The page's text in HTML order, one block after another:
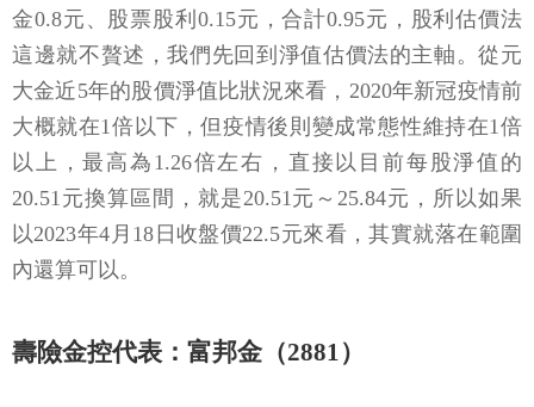
金0.8元、股票股利0.15元，合計0.95元，股利估價法
這邊就不贅述，我們先回到淨值估價法的主軸。從元
大金近5年的股價淨值比狀況來看，2020年新冠疫情前
大概就在1倍以下，但疫情後則變成常態性維持在1倍
以上，最高為1.26倍左右，直接以目前每股淨值的
20.51元換算區間，就是20.51元～25.84元，所以如果
以2023年4月18日收盤價22.5元來看，其實就落在範圍
內還算可以。
壽險金控代表：富邦金（2881）